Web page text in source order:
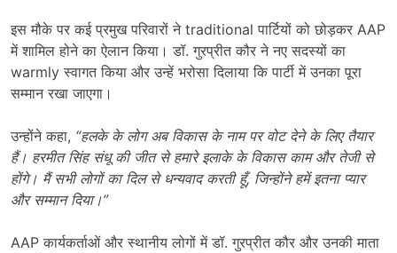
इस मौके पर कई प्रमुख परिवारों ने traditional पार्टियों को छोड़कर AAP
में शामिल होने का ऐलान किया। डॉ. गुरप्रीत कौर ने नए सदस्यों का
warmly स्वागत किया और उन्हें भरोसा दिलाया कि पार्टी में उनका पूरा
सम्मान रखा जाएगा।
उन्होंने कहा, “हलके के लोग अब विकास के नाम पर वोट देने के लिए तैयार
हैं। हरमीत सिंह संधू की जीत से हमारे इलाके के विकास काम और तेजी से
होंगे। मैं सभी लोगों का दिल से धन्यवाद करती हूँ, जिन्होंने हमें इतना प्यार
और सम्मान दिया।”
AAP कार्यकर्ताओं और स्थानीय लोगों में डॉ. गुरप्रीत कौर और उनकी माता